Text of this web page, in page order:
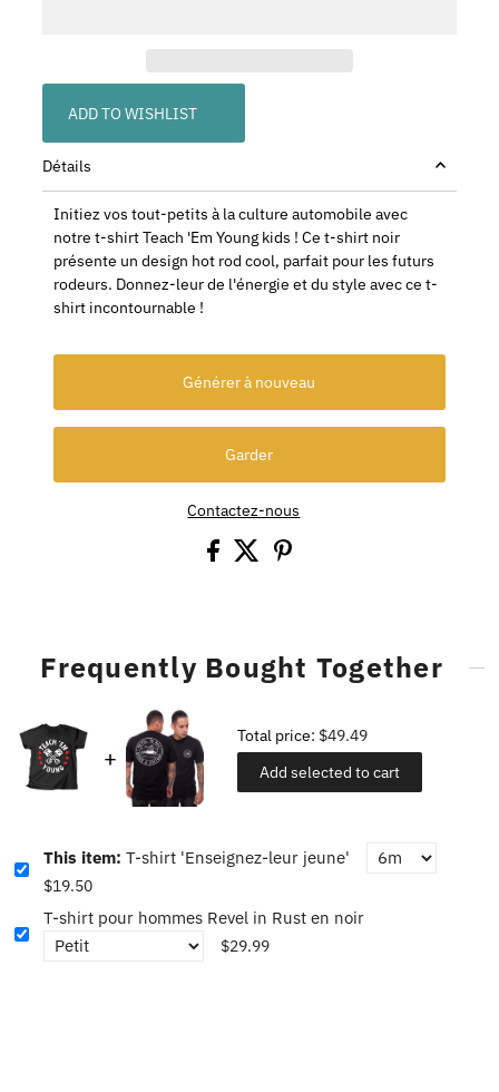
ADD TO WISHLIST
Détails
Initiez vos tout-petits à la culture automobile avec
notre t-shirt Teach 'Em Young kids ! Ce t-shirt noir
présente un design hot rod cool, parfait pour les futurs
rodeurs. Donnez-leur de l'énergie et du style avec ce t-
shirt incontournable !
Générer à nouveau
Garder
Contactez-nous
Frequently Bought Together
Total price: $49.49
Add selected to cart
This item:T-shirt 'Enseignez-leur jeune'
$19.50
T-shirt pour hommes Revel in Rust en noir
$29.99